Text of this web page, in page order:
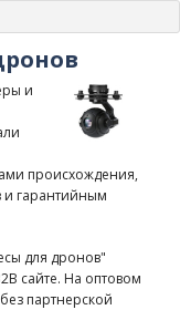
Контакты
и
происхождения,
и гарантийным
для дронов"
сайте. На оптовом
партнерской